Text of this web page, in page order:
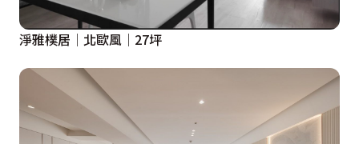
淨雅樸居│北歐風│27坪